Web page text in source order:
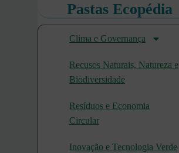
Pastas Ecopédia
Clima e Governança
Recusos Naturais, Natureza e
Biodiversidade
Resíduos e Economia
Circular
Inovação e Tecnologia Verde